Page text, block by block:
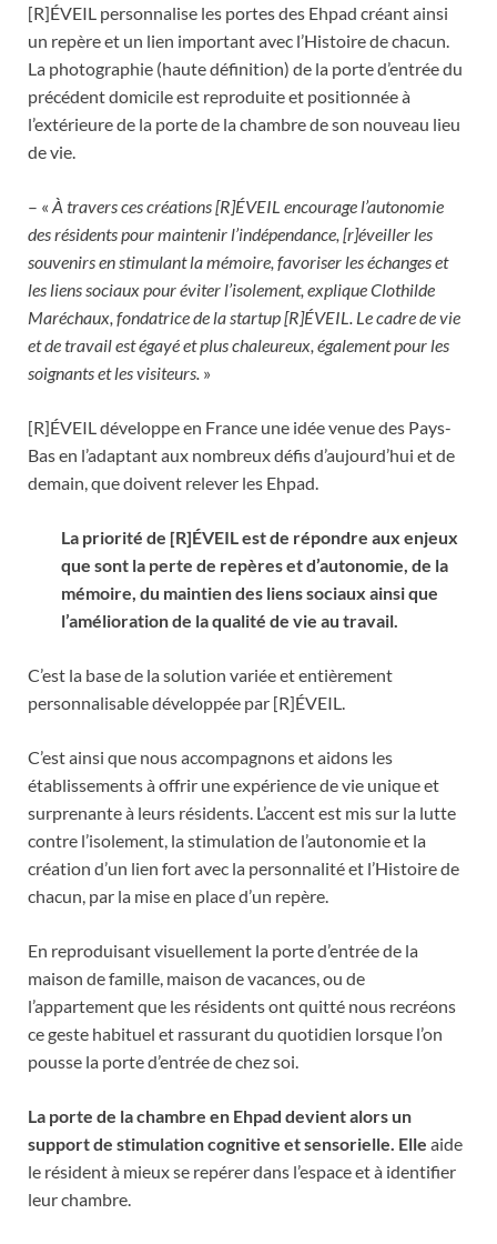
[R]ÉVEIL personnalise les portes des Ehpad créant ainsi
un repère et un lien important avec l’Histoire de chacun.
La photographie (haute définition) de la porte d’entrée du
précédent domicile est reproduite et positionnée à
l’extérieure de la porte de la chambre de son nouveau lieu
de vie.
– « À travers ces créations [R]ÉVEIL encourage l’autonomie
des résidents pour maintenir l’indépendance, [r]éveiller les
souvenirs en stimulant la mémoire, favoriser les échanges et
les liens sociaux pour éviter l’isolement, explique Clothilde
Maréchaux, fondatrice de la startup [R]ÉVEIL. Le cadre de vie
et de travail est égayé et plus chaleureux, également pour les
soignants et les visiteurs. »
[R]ÉVEIL développe en France une idée venue des Pays-
Bas en l’adaptant aux nombreux défis d’aujourd’hui et de
demain, que doivent relever les Ehpad.
La priorité de [R]ÉVEIL est de répondre aux enjeux
que sont la perte de repères et d’autonomie, de la
mémoire, du maintien des liens sociaux ainsi que
l’amélioration de la qualité de vie au travail.
C’est la base de la solution variée et entièrement
personnalisable développée par [R]ÉVEIL.
C’est ainsi que nous accompagnons et aidons les
établissements à offrir une expérience de vie unique et
surprenante à leurs résidents. L’accent est mis sur la lutte
contre l’isolement, la stimulation de l’autonomie et la
création d’un lien fort avec la personnalité et l’Histoire de
chacun, par la mise en place d’un repère.
En reproduisant visuellement la porte d’entrée de la
maison de famille, maison de vacances, ou de
l’appartement que les résidents ont quitté nous recréons
ce geste habituel et rassurant du quotidien lorsque l’on
pousse la porte d’entrée de chez soi.
La porte de la chambre en Ehpad devient alors un
support de stimulation cognitive et sensorielle. Elle aide
le résident à mieux se repérer dans l’espace et à identifier
leur chambre.